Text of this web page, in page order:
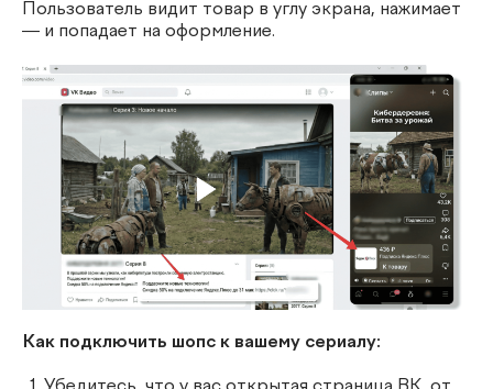
Пользователь видит товар в углу экрана, нажимает
— и попадает на оформление.
Как подключить шопс к вашему сериалу: